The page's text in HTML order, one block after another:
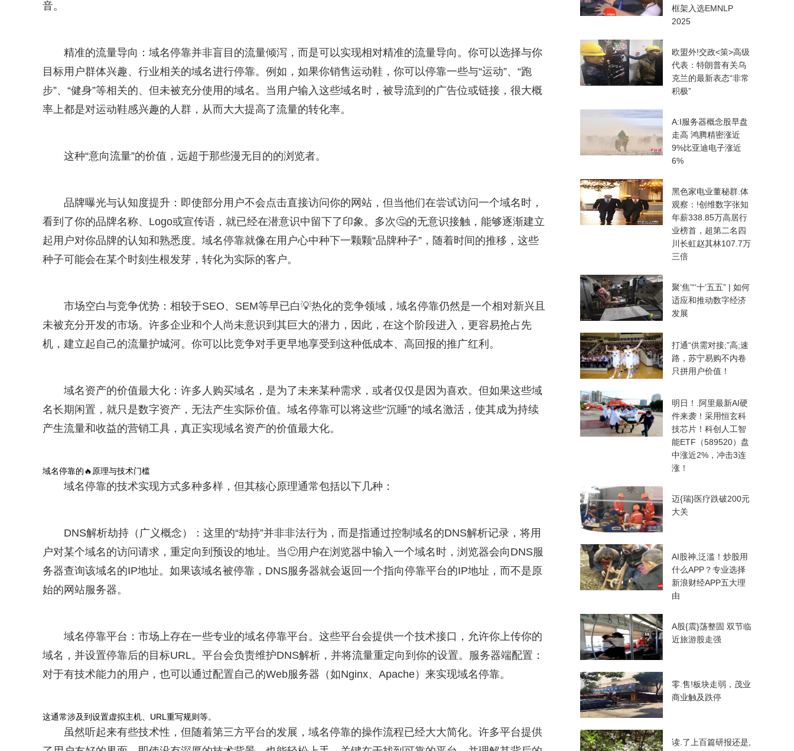
音。
精准的流量导向：域名停靠并非盲目的流量倾泻，而是可以实现相对精准的流量导向。你可以选择与你
目标用户群体兴趣、行业相关的域名进行停靠。例如，如果你销售运动鞋，你可以停靠一些与“运动”、“跑
步”、“健身”等相关的、但未被充分使用的域名。当用户输入这些域名时，被导流到的广告位或链接，很大概
率上都是对运动鞋感兴趣的人群，从而大大提高了流量的转化率。
这种“意向流量”的价值，远超于那些漫无目的的浏览者。
品牌曝光与认知度提升：即使部分用户不会点击直接访问你的网站，但当他们在尝试访问一个域名时，
看到了你的品牌名称、Logo或宣传语，就已经在潜意识中留下了印象。多次🤔的无意识接触，能够逐渐建立
起用户对你品牌的认知和熟悉度。域名停靠就像在用户心中种下一颗颗“品牌种子”，随着时间的推移，这些
种子可能会在某个时刻生根发芽，转化为实际的客户。
市场空白与竞争优势：相较于SEO、SEM等早已白💡热化的竞争领域，域名停靠仍然是一个相对新兴且
未被充分开发的市场。许多企业和个人尚未意识到其巨大的潜力，因此，在这个阶段进入，更容易抢占先
机，建立起自己的流量护城河。你可以比竞争对手更早地享受到这种低成本、高回报的推广红利。
域名资产的价值最大化：许多人购买域名，是为了未来某种需求，或者仅仅是因为喜欢。但如果这些域
名长期闲置，就只是数字资产，无法产生实际价值。域名停靠可以将这些“沉睡”的域名激活，使其成为持续
产生流量和收益的营销工具，真正实现域名资产的价值最大化。
域名停靠的🔥原理与技术门槛
域名停靠的技术实现方式多种多样，但其核心原理通常包括以下几种：
DNS解析劫持（广义概念）：这里的“劫持”并非非法行为，而是指通过控制域名的DNS解析记录，将用
户对某个域名的访问请求，重定向到预设的地址。当🙂用户在浏览器中输入一个域名时，浏览器会向DNS服
务器查询该域名的IP地址。如果该域名被停靠，DNS服务器就会返回一个指向停靠平台的IP地址，而不是原
始的网站服务器。
域名停靠平台：市场上存在一些专业的域名停靠平台。这些平台会提供一个技术接口，允许你上传你的
域名，并设置停靠后的目标URL。平台会负责维护DNS解析，并将流量重定向到你的设置。服务器端配置：
对于有技术能力的用户，也可以通过配置自己的Web服务器（如Nginx、Apache）来实现域名停靠。
这通常涉及到设置虚拟主机、URL重写规则等。
虽然听起来有些技术性，但随着第三方平台的发展，域名停靠的操作流程已经大大简化。许多平台提供
框架入选EMNLP
2025
欧盟外!交政<策>高级
代表：特朗普有关乌
克兰的最新表态“非常
积极”
A:I服务器概念股早盘
走高 鸿腾精密涨近
9%比亚迪电子涨近
6%
黑色家电业董秘群.体
观察：!创维数字张知
年薪338.85万高居行
业榜首，超第二名四
川长虹赵其林107.7万
三倍
聚‘焦’“‘十’五五” | 如何
适应和推动数字经济
发展
打通“供需对接;”高;速
路，苏宁易购不内卷
只拼用户价值！
明日！.阿里最新AI硬
件来袭！采用恒玄科
技芯片！科创人工智
能ETF（589520）盘
中涨近2%，冲击3连
涨！
迈{瑞}医疗跌破200元
大关
AI股神,泛滥！炒股用
什么APP？专业选择
新浪财经APP五大理
由
A股{震}荡整固 双节临
近旅游股走强
零.售!板块走弱，茂业
商业触及跌停
读.了上百篇研报还是,